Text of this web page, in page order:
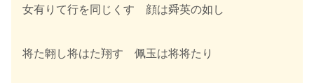
女有りて行を同じくす 顔は舜英の如し
将た翺し将はた翔す 佩玉は将将たり